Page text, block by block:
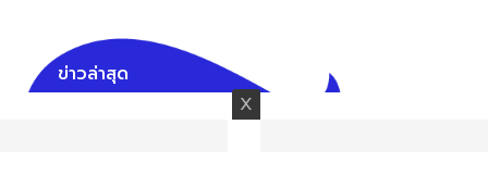
ข่าวล่าสุด